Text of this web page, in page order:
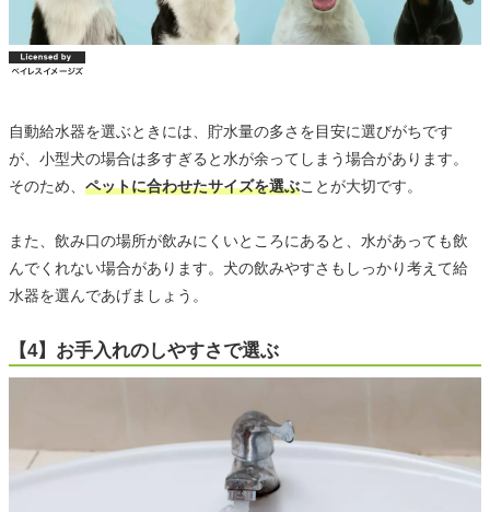
自動給水器を選ぶときには、貯水量の多さを目安に選びがちです
が、小型犬の場合は多すぎると水が余ってしまう場合があります。
そのため、 ペットに合わせたサイズを選ぶことが大切です。
また、飲み口の場所が飲みにくいところにあると、水があっても飲
んでくれない場合があります。犬の飲みやすさもしっかり考えて給
水器を選んであげましょう。
【4】お手入れのしやすさで選ぶ